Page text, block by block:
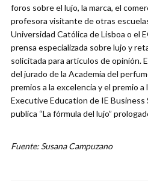
foros sobre el lujo, la marca, el
profesora visitante de otras
Universidad Católica de Lisboa o el
prensa especializada sobre lujo y
solicitada para artículos de opinión.
del jurado de la Academia del
premios a la excelencia y el premio
Executive Education de IE Business
publica “La fórmula del lujo”
Fuente: Susana Campuzano